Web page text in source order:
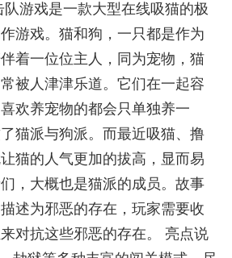
游戏是一款大型在线吸猫的极
游戏。猫和狗，一只都是作为
着一位位主人，同为宠物，猫
被人津津乐道。它们在一起容
欢养宠物的都会只单独养一
猫派与狗派。而最近吸猫、撸
猫的人气更加的拔高，显而易
，大概也是猫派的成员。故事
述为邪恶的存在，玩家需要收
对抗这些邪恶的存在。 亮点说